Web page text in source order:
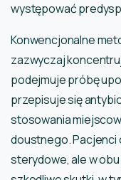
występować
Konwencjonalne
zazwyczaj
podejmuje próbę
przepisuje się
stosowania
doustnego. Pacjenci
sterydowe, ale w